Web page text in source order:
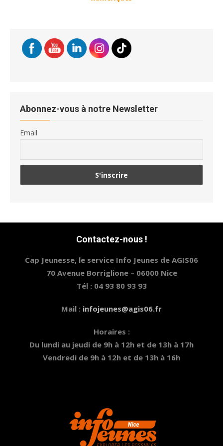
Abonnez-vous à notre Newsletter
Email
Contactez-nous !
Cap Jeunesse, le service Info Jeunes de AGIS06
70 Avenue Borriglione – 06000 Nice
Tél : 04 93 80 93 93
Mail : infojeunes@agis06.fr
Horaires :
Du lundi au jeudi de 9h à 12h et de 13h à 17h
Vendredi de 9h à 12h et de 13h à 16h